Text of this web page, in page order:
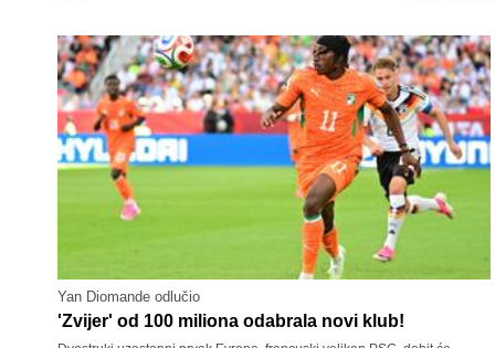
Yan Diomande odlučio
'Zvijer' od 100 miliona odabrala novi klub!